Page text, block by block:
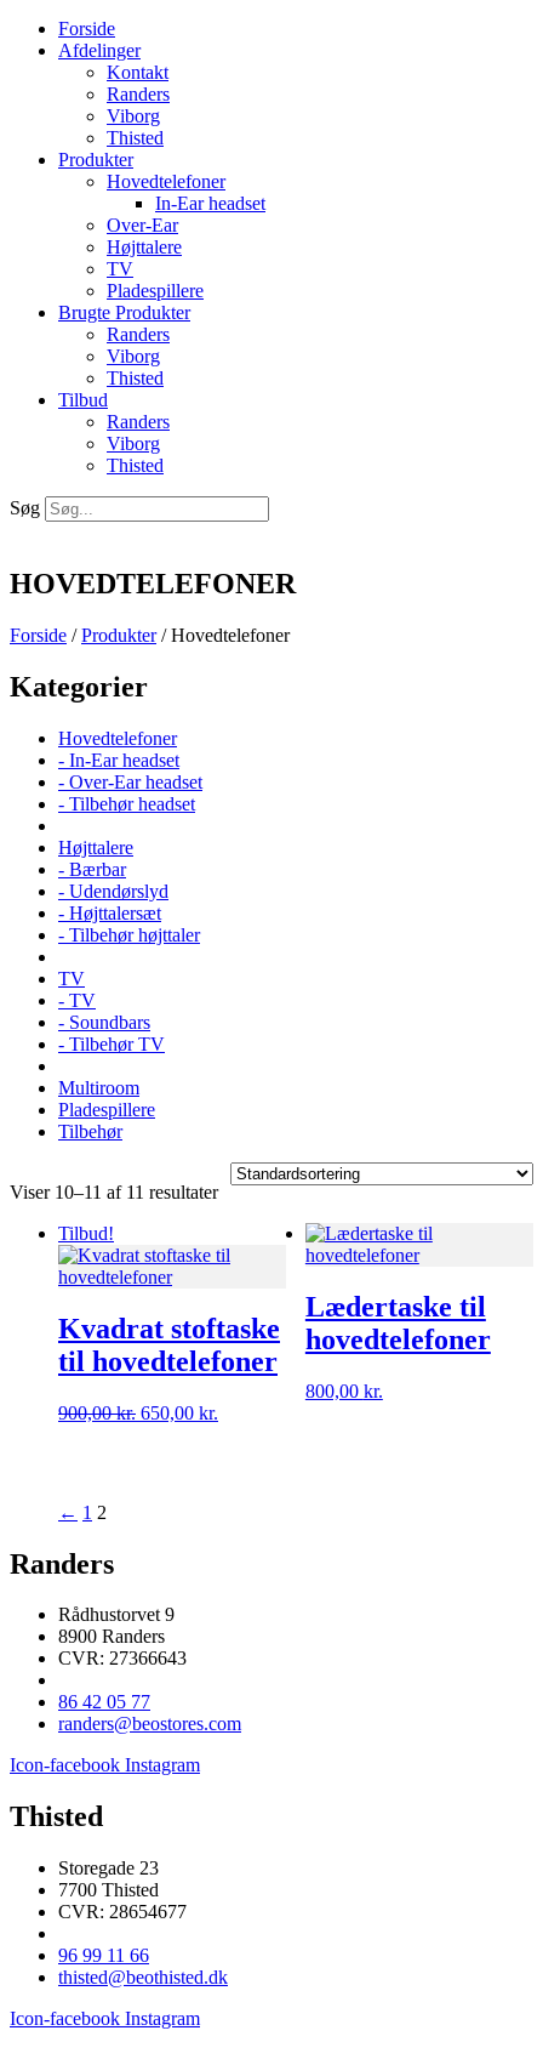
Forside
Afdelinger
Kontakt
Randers
Viborg
Thisted
Produkter
Hovedtelefoner
In-Ear headset
Over-Ear
Højttalere
TV
Pladespillere
Brugte Produkter
Randers
Viborg
Thisted
Tilbud
Randers
Viborg
Thisted
Søg
HOVEDTELEFONER
Forside /Produkter/ Hovedtelefoner
Kategorier
Hovedtelefoner
- In-Ear headset
- Over-Ear headset
- Tilbehør headset
Højttalere
- Bærbar
- Udendørslyd
- Højttalersæt
- Tilbehør højttaler
TV
- TV
- Soundbars
- Tilbehør TV
Multiroom
Pladespillere
Tilbehør
Viser 10–11 af 11 resultater
Tilbud!
Kvadrat stoftaske
til hovedtelefoner
900,00kr. Den
650,00 kr.
Lædertaske til
hovedtelefoner
800,00 kr.
← 1 2
Randers
Rådhustorvet 9
8900 Randers
CVR: 27366643
86 42 05 77
randers@beostores.com
Icon-facebook Instagram
Thisted
Storegade 23
7700 Thisted
CVR: 28654677
96 99 11 66
thisted@beothisted.dk
Icon-facebook Instagram